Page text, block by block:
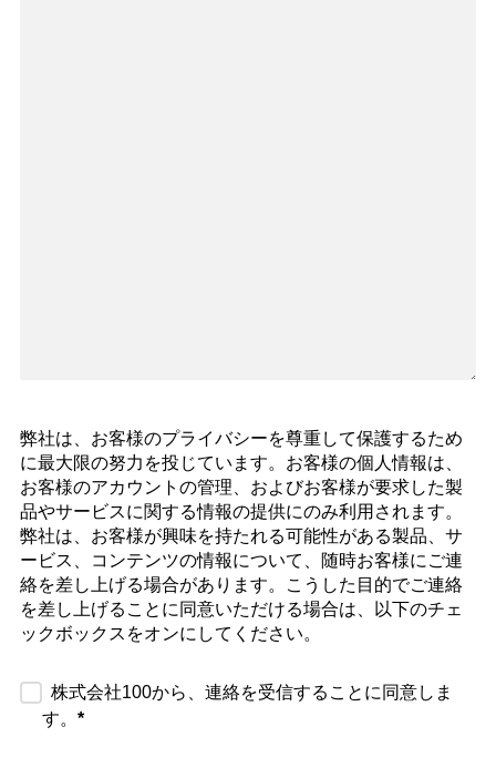
弊社は、お客様のプライバシーを尊重して保護するため
に最大限の努力を投じています。お客様の個人情報は、
お客様のアカウントの管理、およびお客様が要求した製
品やサービスに関する情報の提供にのみ利用されます。
弊社は、お客様が興味を持たれる可能性がある製品、サ
ービス、コンテンツの情報について、随時お客様にご連
絡を差し上げる場合があります。こうした目的でご連絡
を差し上げることに同意いただける場合は、以下のチェ
ックボックスをオンにしてください。
株式会社100から、連絡を受信することに同意しま
す。 *